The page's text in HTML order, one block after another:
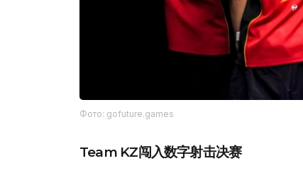
Фото: gofuture.games
Team KZ闯入数字射击决赛